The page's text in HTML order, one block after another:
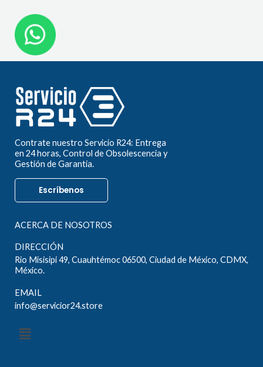
Contrate nuestro Servicio R24: Entrega
en 24 horas, Control de Obsolescencia y
Gestión de Garantía.
Escríbenos
ACERCA DE NOSOTROS
DIRECCIÓN
Rio Misisipi 49, Cuauhtémoc 06500, Ciudad de México, CDMX,
México.
EMAIL
info@servicior24.store
Menú